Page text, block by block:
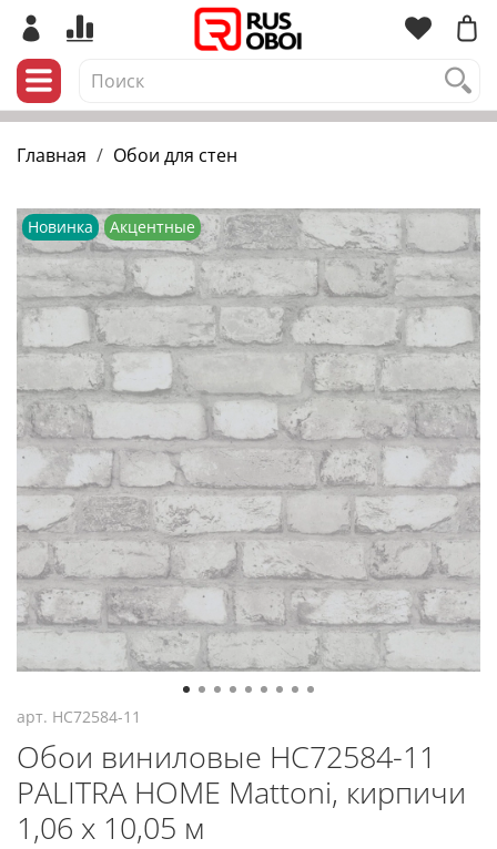
Главная Обои для стен
Новинка Акцентные
арт. HC72584-11
Обои виниловые HC72584-11
PALITRA HOME Mattoni, кирпичи
1,06 х 10,05 м